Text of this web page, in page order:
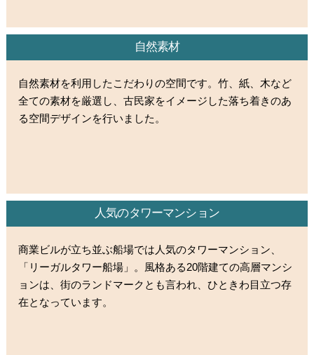
自然素材
自然素材を利用したこだわりの空間です。竹、紙、木など
全ての素材を厳選し、古民家をイメージした落ち着きのあ
る空間デザインを行いました。
人気のタワーマンション
商業ビルが立ち並ぶ船場では人気のタワーマンション、
「リーガルタワー船場」。風格ある20階建ての高層マンシ
ョンは、街のランドマークとも言われ、ひときわ目立つ存
在となっています。